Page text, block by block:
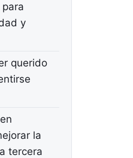
y
querido
la
tercera